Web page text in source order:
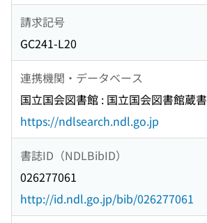
請求記号
GC241-L20
連携機関・データベース
国立国会図書館 : 国立国会図書館蔵書
https://ndlsearch.ndl.go.jp
書誌ID（NDLBibID）
026277061
http://id.ndl.go.jp/bib/026277061